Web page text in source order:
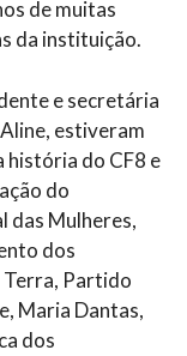
de muitas
da instituição.
e secretária
estiveram
história do CF8 e
do
das Mulheres,
dos
Terra, Partido
Maria Dantas,
dos